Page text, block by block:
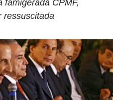
famigerada CPMF,
ressuscitada